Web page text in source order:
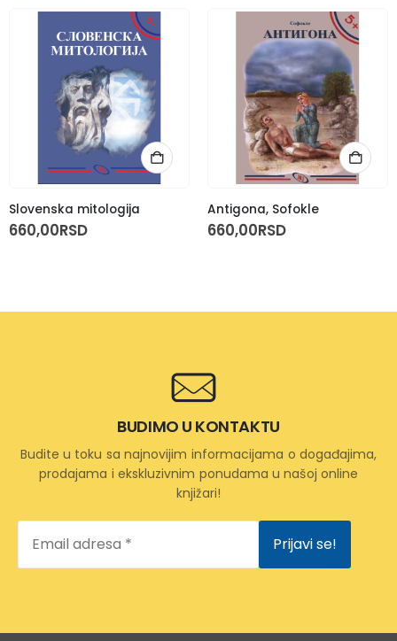
Slovenska mitologija
660,00RSD
Antigona, Sofokle
660,00RSD
Email
adresa
*
BUDIMO U KONTAKTU
Budite u toku sa najnovijim informacijama o događajima,
prodajama i ekskluzivnim ponudama u našoj online
knjižari!